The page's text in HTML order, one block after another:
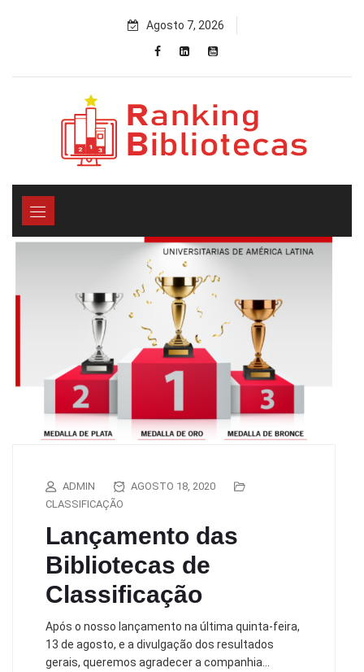
Agosto 7, 2026
ADMIN
AGOSTO 18, 2020
CLASSIFICAÇÃO
Lançamento das
Bibliotecas de
Classificação
Após o nosso lançamento na última quinta-feira,
13 de agosto, e a divulgação dos resultados
gerais, queremos agradecer a companhia…